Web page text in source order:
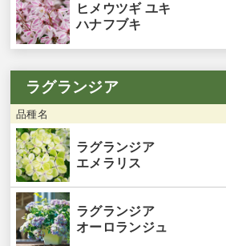
ヒメウツギ ユキ
ハナフブキ
ラグランジア
品種名
ラグランジア
エメラリス
ラグランジア
オーロランジュ